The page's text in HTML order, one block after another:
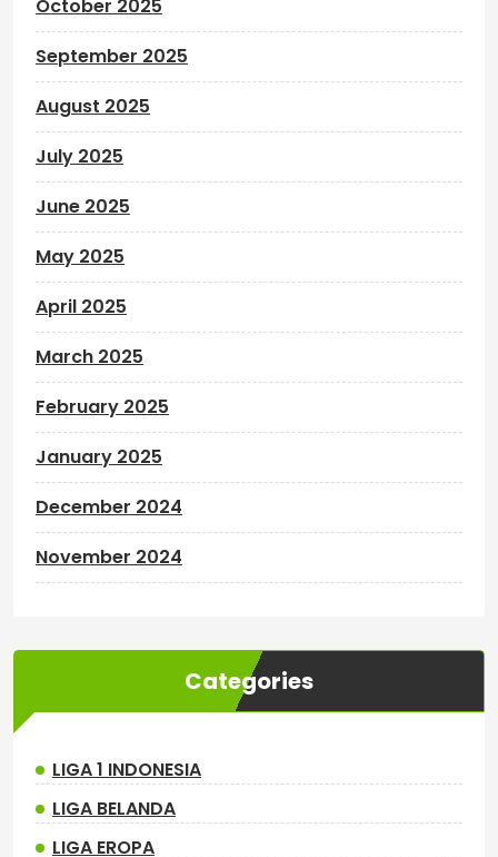
October 2025
September 2025
August 2025
July 2025
June 2025
May 2025
April 2025
March 2025
February 2025
January 2025
December 2024
November 2024
Categories
LIGA 1 INDONESIA
LIGA BELANDA
LIGA EROPA